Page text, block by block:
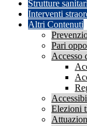
Strutture
Interventi
Altri Contenuti
Pari
Accesso
Elezioni